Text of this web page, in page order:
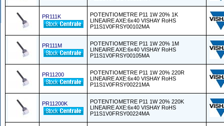
PR111K
POTENTIOMETRE P11 1W 20% 1K
LINEAIRE AXE:6x40 VISHAY RoHS
P11S1V0FRSY00102MA
PR111M
POTENTIOMETRE P11 1W 20% 1M
LINEAIRE AXE:6x40 VISHAY RoHS
P11S1V0FRSY00105MA
PR11200
POTENTIOMETRE P11 1W 20% 220R
LINEAIRE AXE:6x40 VISHAY RoHS
P11S1V0FRSY00221MA
PR11200K
POTENTIOMETRE P11 1W 20% 220K
LINEAIRE AXE:6x40 VISHAY RoHS
P11S1V0FRSY00224MA